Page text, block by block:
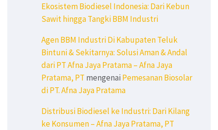
Ekosistem Biodiesel Indonesia: Dari Kebun
Sawit hingga Tangki BBM Industri
Agen BBM Industri Di Kabupaten Teluk
Bintuni & Sekitarnya: Solusi Aman & Andal
dari PT Afna Jaya Pratama – Afna Jaya
Pratama, PT mengenai Pemesanan Biosolar
di PT. Afna Jaya Pratama
Distribusi Biodiesel ke Industri: Dari Kilang
ke Konsumen – Afna Jaya Pratama, PT